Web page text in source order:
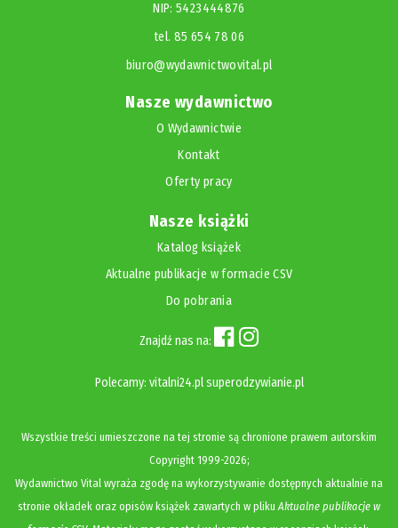
NIP: 5423444876
tel. 85 654 78 06
biuro@wydawnictwovital.pl
Nasze wydawnictwo
O Wydawnictwie
Kontakt
Oferty pracy
Nasze książki
Katalog książek
Aktualne publikacje w formacie CSV
Do pobrania
Znajdź nas na:
Polecamy: vitalni24.pl superodzywianie.pl
Wszystkie treści umieszczone na tej stronie są chronione prawem autorskim
Copyright1999-2026;
Wydawnictwo Vital wyraża zgodę na wykorzystywanie dostępnych aktualnie na
stronie okładek oraz opisów książek zawartych w plikuAktualne publikacje w